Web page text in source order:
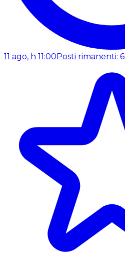
11 ago, h 11:00 Posti rimanenti: 6